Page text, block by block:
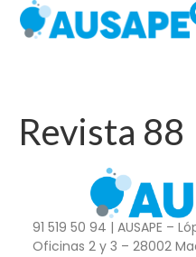
Revista 88
91 519 50 94 | AUSAPE –
Oficinas 2 y 3 – 28002